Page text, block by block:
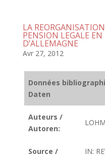
LA
PENSION LEGALE
D’ALLEMAGNE
Avr 27, 2012
Données
Daten
Auteurs /
Autoren:
Source /
IN: